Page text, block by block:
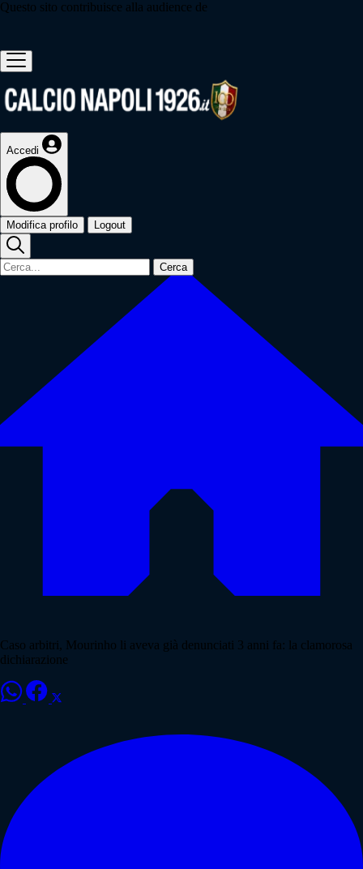
Questo sito contribuisce alla audience de
Accedi
Modifica profilo Logout
Cerca
Caso arbitri, Mourinho li aveva già denunciati 3 anni fa: la clamorosa
dichiarazione